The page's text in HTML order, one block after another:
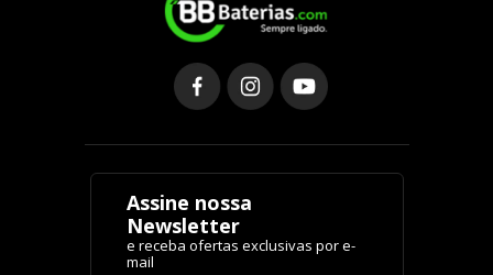
Assine nossa
Newsletter